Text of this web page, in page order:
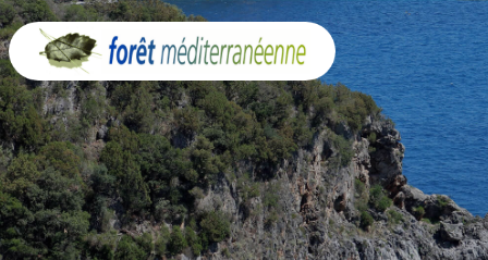
Panneau de gestion des cookies